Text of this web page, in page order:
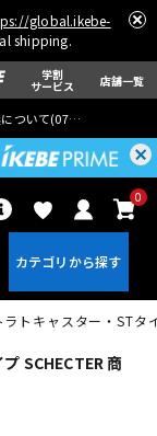
global.ikebe-
shipping.
学割
サービス 店舗一覧
ついて(07月29日
0
ラトキャスター・STタ
SCHECTER 商